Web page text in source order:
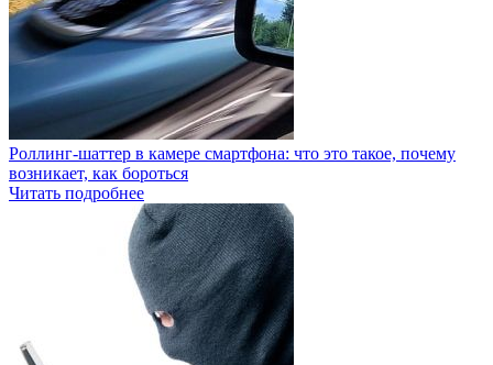
Роллинг-шаттер в камере смартфона: что это такое, почему
возникает, как бороться
Читать подробнее